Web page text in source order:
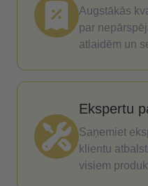
Augstākās
par
atlaidēm un
Ekspertu
Saņemiet
klientu
visiem